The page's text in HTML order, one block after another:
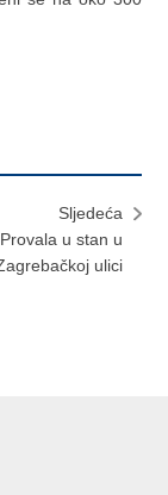
Sljedeća
Provala u stan u
ulici